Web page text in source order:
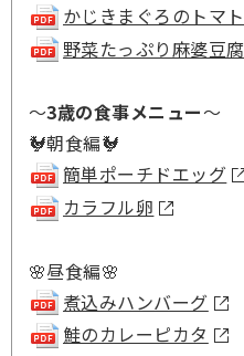
かじきまぐろのトマ
野菜たっぷり麻婆豆腐
～3歳の食事メニュー～
🐓朝食編🐓
簡単ポーチドエッグ
カラフル卵
🌸昼食編🌸
煮込みハンバーグ
鮭のカレーピカタ